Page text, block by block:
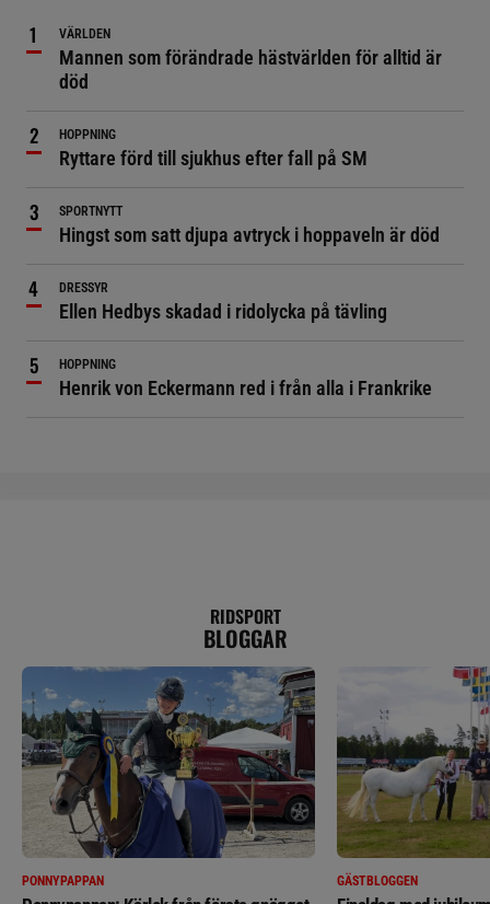
VÄRLDEN
Mannen som förändrade hästvärlden för alltid är
död
HOPPNING
Ryttare förd till sjukhus efter fall på SM
SPORTNYTT
Hingst som satt djupa avtryck i hoppaveln är död
DRESSYR
Ellen Hedbys skadad i ridolycka på tävling
HOPPNING
Henrik von Eckermann red i från alla i Frankrike
RIDSPORT
BLOGGAR
PONNYPAPPAN GÄSTBLOGGEN